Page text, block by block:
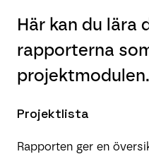
Här kan du lära
rapporterna
projektmodulen.
Projektlista
Rapporten ger en